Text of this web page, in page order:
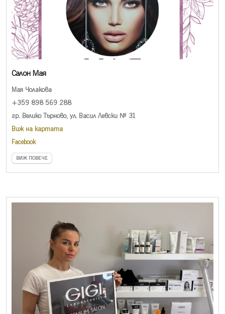
Салон Мая
Мая Чолакова
+359 898 569 288
гр. Велико Търново, ул. Васил Левски № 31
Виж на картата
Facebook
ВИЖ ПОВЕЧЕ